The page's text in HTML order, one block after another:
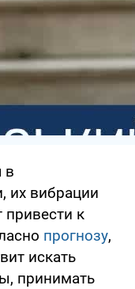
в
их вибрации
к
прогнозу,
искать
принимать